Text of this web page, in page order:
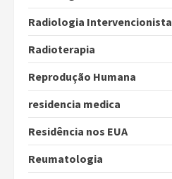
Radiologia Intervencionista
Radioterapia
Reprodução Humana
residencia medica
Residência nos EUA
Reumatologia